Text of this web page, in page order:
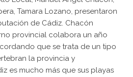
Tamara Lozano, presentaron
de Cádiz. Chacón
provincial colabora un año
que se trata de un tipo
la provincia y
es mucho más que sus playas